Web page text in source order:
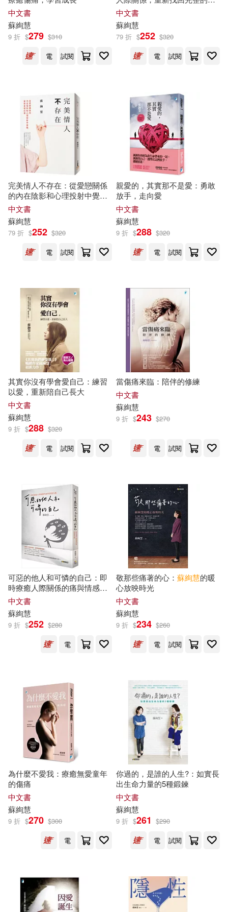
中文書
蘇絢慧
9 折 $279 $310
電
試閱
己!
中文書
蘇絢慧
79 折 $252 $320
電
試閱
完美情人不存在：從愛戀關係
的內在陰影和心理投射中覺
醒，破除愛情幻覺
中文書
蘇絢慧
79 折 $252 $320
電
試閱
親愛的，其實那不是愛：勇敢
放手，走向愛
中文書
蘇絢慧
9 折 $288 $320
電
試閱
其實你沒有學會愛自己：練習
以愛，重新陪自己長大
中文書
蘇絢慧
9 折 $288 $320
電
試閱
當傷痛來臨：陪伴的修練
中文書
蘇絢慧
9 折 $243 $270
電 試閱
可惡的他人和可憐的自己：即
時療癒人際關係的痛與情感內
傷
中文書
蘇絢慧
9 折 $252 $280
電
敬那些痛著的心： 蘇絢慧的暖
心放映時光
中文書
蘇絢慧
9 折 $234 $260
電
試閱
為什麼不愛我：療癒無愛童年
的傷痛
中文書
蘇絢慧
9 折 $270 $300
電
你過的，是誰的人生?：如實長
出生命力量的5種鍛鍊
中文書
蘇絢慧
9 折 $261 $290
電
試閱